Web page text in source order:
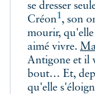
se dresser
Créon1, son
mourir, qu'elle
aimé vivre.
Antigone et il
bout… Et,
qu'elle